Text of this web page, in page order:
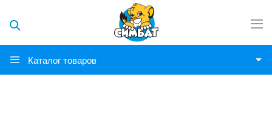
Каталог товаров